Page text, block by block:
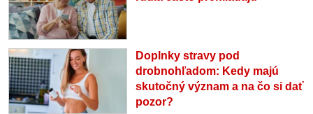
Doplnky stravy pod
drobnohľadom: Kedy majú
skutočný význam a na čo si dať
pozor?